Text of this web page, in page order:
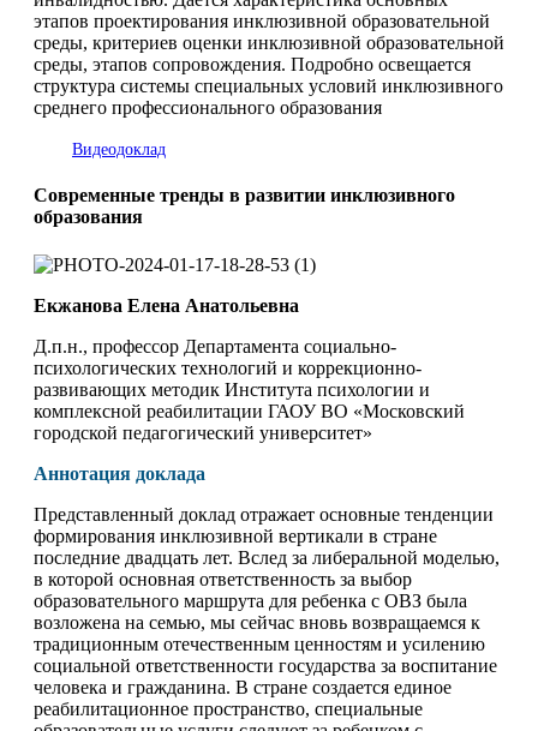
этапов проектирования инклюзивной образовательной
среды, критериев оценки инклюзивной образовательной
среды, этапов сопровождения. Подробно освещается
структура системы специальных условий инклюзивного
среднего профессионального образования
Видеодоклад
Современные тренды в развитии инклюзивного
образования
Екжанова Елена Анатольевна
Д.п.н., профессор Департамента социально-
психологических технологий и коррекционно-
развивающих методик Института психологии и
комплексной реабилитации ГАОУ ВО «Московский
городской педагогический университет»
Аннотация доклада
Представленный доклад отражает основные тенденции
формирования инклюзивной вертикали в стране
последние двадцать лет. Вслед за либеральной моделью,
в которой основная ответственность за выбор
образовательного маршрута для ребенка с ОВЗ была
возложена на семью, мы сейчас вновь возвращаемся к
традиционным отечественным ценностям и усилению
социальной ответственности государства за воспитание
человека и гражданина. В стране создается единое
реабилитационное пространство, специальные